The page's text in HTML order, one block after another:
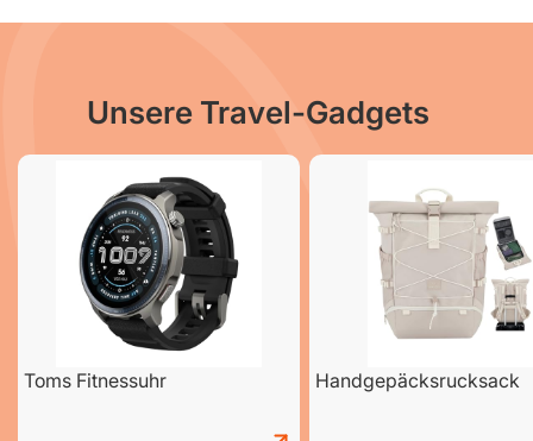
Unsere Travel-Gadgets
Toms Fitnessuhr Handgepäcksrucksack